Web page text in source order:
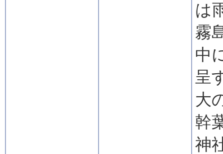
は
霧
中
呈
大
幹
神